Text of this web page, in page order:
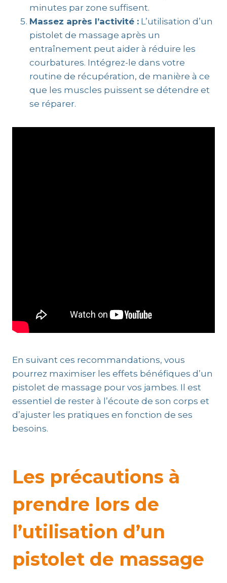
minutes par zone suffisent.
Massez après l’activité : L’utilisation d’un
pistolet de massage après un
entraînement peut aider à réduire les
courbatures. Intégrez-le dans votre
routine de récupération, de manière à ce
que les muscles puissent se détendre et
se réparer.
En suivant ces recommandations, vous
pourrez maximiser les effets bénéfiques d’un
pistolet de massage pour vos jambes. Il est
essentiel de rester à l’écoute de son corps et
d’ajuster les pratiques en fonction de ses
besoins.
Les précautions à
prendre lors de
l’utilisation d’un
pistolet de massage